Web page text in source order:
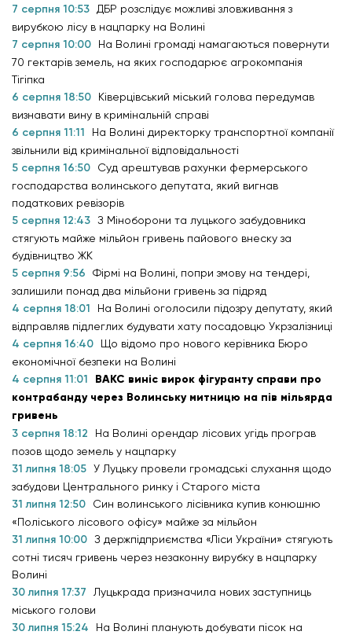
7 серпня 10:53
ДБР розслідує можливі зловживання з
вирубкою лісу в нацпарку на Волині
7 серпня 10:00
На Волині громаді намагаються повернути
70 гектарів земель, на яких господарює агрокомпанія
Тігіпка
6 серпня 18:50
Ківерцівський міський голова передумав
визнавати вину в кримінальній справі
6 серпня 11:11
На Волині директорку транспортної компанії
звільнили від кримінальної відповідальності
5 серпня 16:50
Суд арештував рахунки фермерського
господарства волинського депутата, який вигнав
податкових ревізорів
5 серпня 12:43 З Міноборони та луцького забудовника
стягують майже мільйон гривень пайового внеску за
будівництво ЖК
5 серпня 9:56
Фірмі на Волині, попри змову на тендері,
залишили понад два мільйони гривень за підряд
4 серпня 18:01
На Волині оголосили підозру депутату, який
відправляв підлеглих будувати хату посадовцю Укрзалізниці
4 серпня 16:40
Що відомо про нового керівника Бюро
економічної безпеки на Волині
4 серпня 11:01
ВАКС виніс вирок фігуранту справи про
контрабанду через Волинську митницю на пів мільярда
гривень
3 серпня 18:12
На Волині орендар лісових угідь програв
позов щодо земель у нацпарку
31 липня 18:05 У Луцьку провели громадські слухання щодо
забудови Центрального ринку і Старого міста
31 липня 12:50
Син волинського лісівника купив конюшню
«Поліського лісового офісу» майже за мільйон
31 липня 10:00 З держпідприємства «Ліси України» стягують
сотні тисяч гривень через незаконну вирубку в нацпарку
Волині
30 липня 17:37
Луцькрада призначила нових заступниць
міського голови
30 липня 15:24
На Волині планують добувати пісок на